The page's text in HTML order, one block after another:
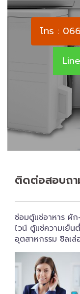
โทร :
ติดต่อสอบถา
ซ่อมตู้แช่อาหาร ผั
ไวน์ ตู้แช่ความเย็น
อุตสาหกรรม ชิลเล่